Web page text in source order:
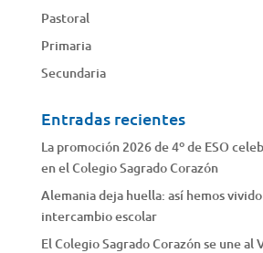
Pastoral
Primaria
Secundaria
Entradas recientes
La promoción 2026 de 4º de ESO
en el Colegio Sagrado Corazón
Alemania deja huella: así hemos
intercambio escolar
El Colegio Sagrado Corazón se une al